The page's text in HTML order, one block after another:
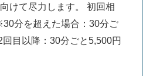
けて尽力します。 初回相
分を超えた場合：30分ご
目以降：30分ごと5,500円